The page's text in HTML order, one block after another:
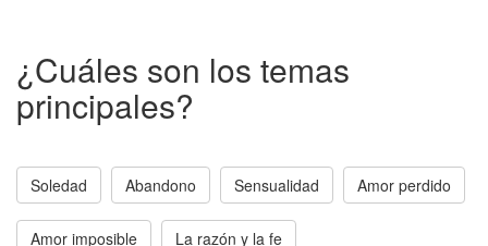
¿Cuáles son los temas
principales?
Soledad Abandono Sensualidad Amor perdido
Amor imposible La razón y la fe